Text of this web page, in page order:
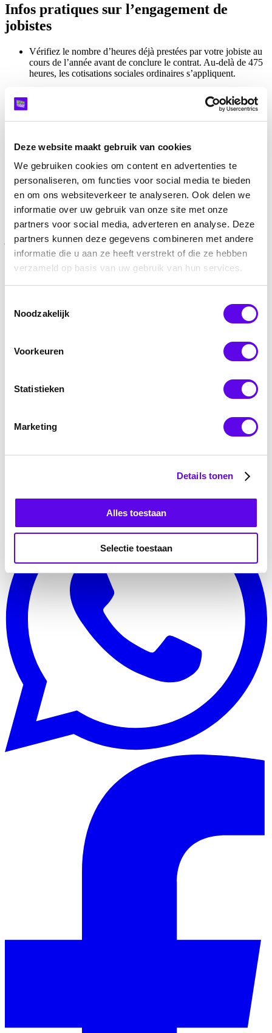
Deze website maakt gebruik van cookies
We gebruiken cookies om content en advertenties te
personaliseren, om functies voor social media te bieden
en om ons websiteverkeer te analyseren. Ook delen we
informatie over uw gebruik van onze site met onze
partners voor social media, adverteren en analyse. Deze
partners kunnen deze gegevens combineren met andere
informatie die u aan ze heeft verstrekt of die ze hebben
verzameld op basis van uw gebruik van hun services.
Noodzakelijk
Voorkeuren
Statistieken
Marketing
Details tonen
Alles toestaan
Selectie toestaan
Infos pratiques sur l’engagement de
jobistes
Vérifiez le nombre d’heures déjà prestées par votre jobiste au
cours de l’année avant de conclure le contrat. Au-delà de 475
heures, les cotisations sociales ordinaires s’appliquent.
En tant qu’employeur, vous êtes tenu(e) de souscrire une
assurance accidents du travail pour vos jobistes.
jobiste peut rester à la maison et vous devez payer un salaire
du jour férié.
À la recherche d’un accompagnement
administratif pour l’engagement de
jobistes ?
Work Today se fera un plaisir de vous aider.
Retour à l’aperçu